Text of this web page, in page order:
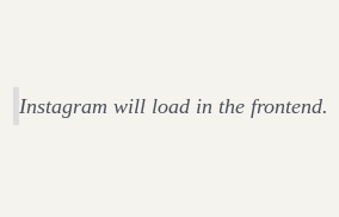
Instagram will load in the frontend.